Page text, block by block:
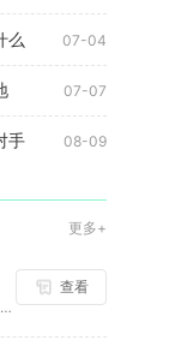
么 07-04
07-07
手 08-09
更多+
二战风云2中，驱逐舰、轻型巡洋舰、常规航母是最容易被快速击败...
查看